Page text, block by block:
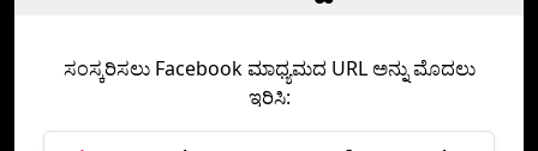
ಸಂಸ್ಕರಿಸಲು Facebook ಮಾಧ್ಯಮದ URL ಅನ್ನು ಮೊದಲು
ಇರಿಸಿ: